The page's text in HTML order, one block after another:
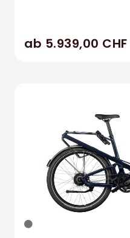
ab 5.939,00 CHF